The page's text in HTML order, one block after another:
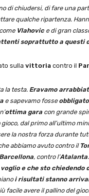
di chiudersi, di fare una
qualche ripartenza.
Vlahovice di gran
soprattutto a questi
sulla vittoria contro il
la testa. Eravamo
e sapevamo fosse
ottima gara con grande
dal primo all’ultimo
la nostra forza durante
abbiamo avuto contro il
Barcellona, contro l’Atalanta.
e che sto chiedendo
i risultati stanno
facile avere il pallino del